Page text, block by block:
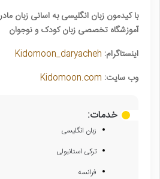
با کیدمون زبان انگلیسی به اسانی زبان
آموزشگاه تخصصی زبان کودک و نوجوان
اینستاگرام: Kidomoon_daryacheh
وب سایت: Kidomoon.com
خدمات:
زبان انگلیسی
ترکی استانبولی
فرانسه